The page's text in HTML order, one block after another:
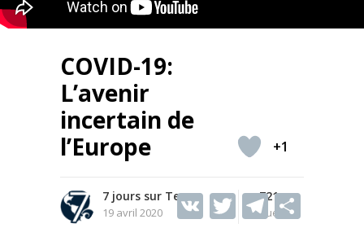
COVID-19:
L’avenir
incertain de
l’Europe
7 jours sur Terre
19 avril 2020
721
Vues
V T T
+1